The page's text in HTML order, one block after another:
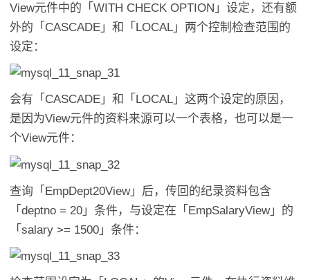
View元件中的「WITH CHECK OPTION」设定，还有额
外的「CASCADE」和「LOCAL」两个控制检查范围的
设定：
会有「CASCADE」和「LOCAL」这两个设定的原因，
是因为View元件的资料来源可以一个表格，也可以是一
个View元件：
查询「EmpDept20View」后，传回的纪录资料包含
「deptno = 20」条件，与设定在「EmpSalaryView」的
「salary >= 1500」条件：